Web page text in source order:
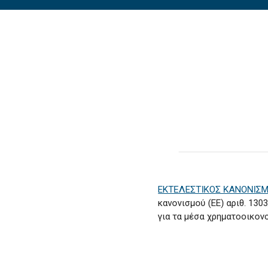
ΕΚΤΕΛΕΣΤΙΚΟΣ
κανονισμού (ΕΕ) αριθ.
για τα μέσα